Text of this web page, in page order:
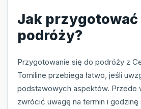
Jak przygotować
podróży?
Przygotowanie się do podróży z
Tomiline przebiega łatwo, jeśli
podstawowych aspektów. Przede
zwrócić uwagę na termin i